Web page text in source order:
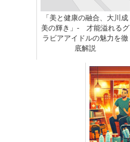
「美と健康の融合、大川成
美の輝き」- 才能溢れるグ
ラビアアイドルの魅力を徹
底解説